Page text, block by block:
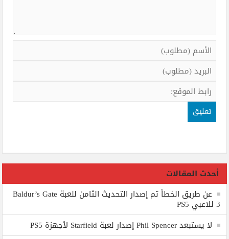
أحدث المقالات
عن طريق الخطأ تم إصدار التحديث الثامن للعبة Baldur’s Gate
3 للاعبي PS5
لا يستبعد Phil Spencer إصدار لعبة Starfield لأجهزة PS5